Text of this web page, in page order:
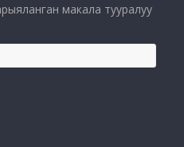
макала тууралуу